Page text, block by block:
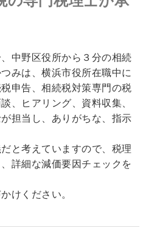
中野区役所から３分の相続
みは、横浜市役所在職中に
申告、相続税対策専門の税
、ヒアリング、資料収集、
担当し、ありがちな、指示
と考えていますので、税理
詳細な減価要因チェックを
けください。